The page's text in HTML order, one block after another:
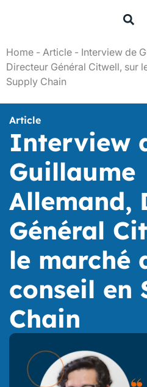
Home - Article - Interview de
Directeur Général Citwell, sur
Supply Chain
Article
Interview
Guillaume
Allemand,
Général
le marché
conseil en
Chain